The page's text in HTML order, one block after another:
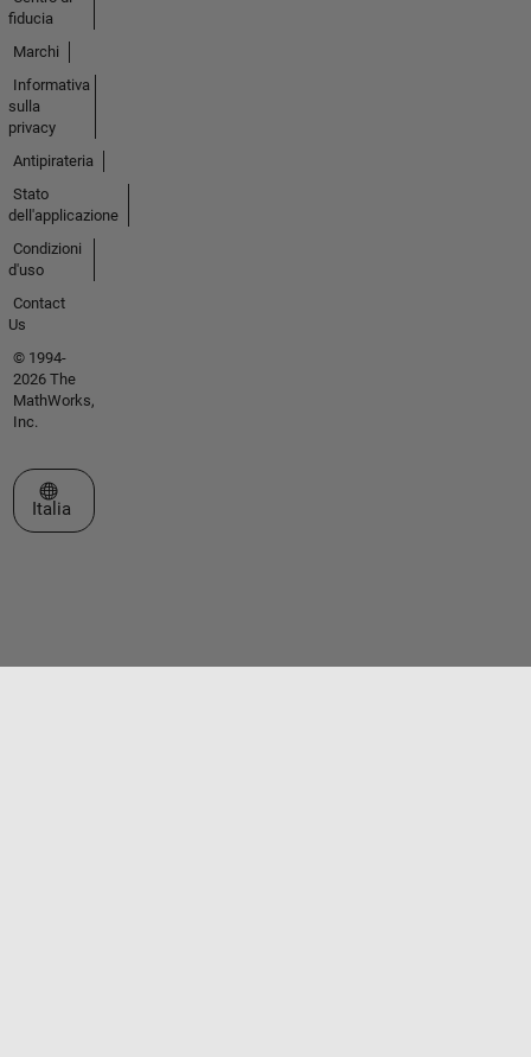
fiducia
Marchi
Informativa
sulla
privacy
Antipirateria
Stato
dell'applicazione
Condizioni
d'uso
Contact
Us
© 1994-
2026 The
MathWorks,
Inc.
Seleziona un sito web
Italia